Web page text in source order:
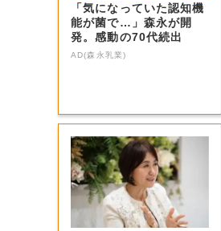
「気になっていた認知機
能が菌で…」森永が開
発。感動の70代続出
AD(森永乳業)